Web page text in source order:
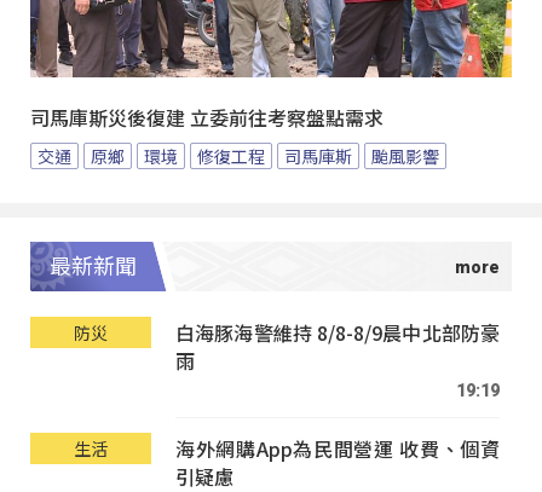
司馬庫斯災後復建 立委前往考察盤點需求
交通 原鄉 環境 修復工程 司馬庫斯 颱風影響
最新新聞
防災
白海豚海警維持 8/8-8/9晨中北部防豪
雨
19:19
生活
海外網購App為民間營運 收費、個資
引疑慮